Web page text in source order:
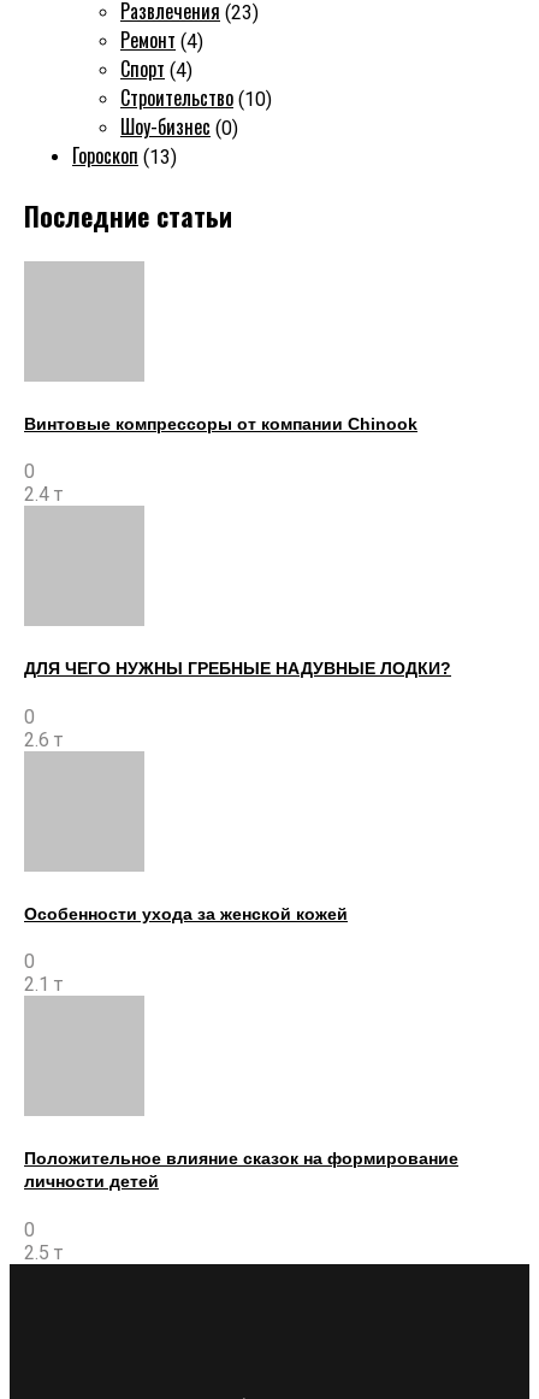
Развлечения (23)
Ремонт (4)
Спорт (4)
Строительство (10)
Шоу-бизнес (0)
Гороскоп (13)
Последние статьи
Винтовые компрессоры от компании Chinook
0
2.4 т
ДЛЯ ЧЕГО НУЖНЫ ГРЕБНЫЕ НАДУВНЫЕ ЛОДКИ?
0
2.6 т
Особенности ухода за женской кожей
0
2.1 т
Положительное влияние сказок на формирование
личности детей
0
2.5 т